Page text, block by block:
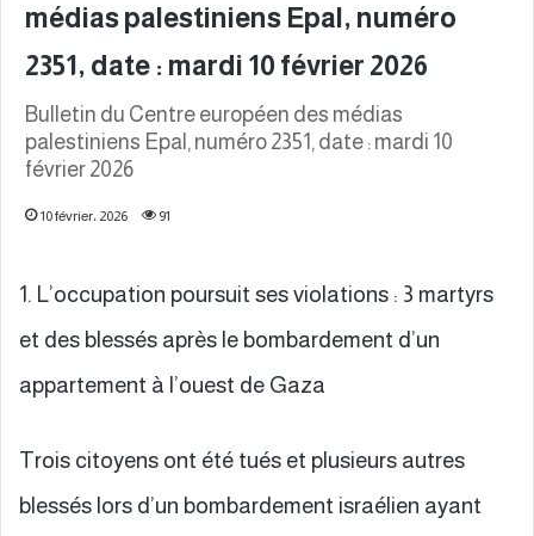
médias palestiniens Epal, numéro
2351, date : mardi 10 février 2026
Bulletin du Centre européen des médias
palestiniens Epal, numéro 2351, date : mardi 10
février 2026
10 février، 2026 91
1. L’occupation poursuit ses violations : 3 martyrs
et des blessés après le bombardement d’un
appartement à l’ouest de Gaza
Trois citoyens ont été tués et plusieurs autres
blessés lors d’un bombardement israélien ayant